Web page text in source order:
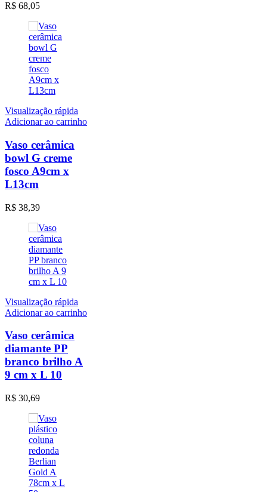
página
do
produto
R$ 68,05
Visualização rápida
Adicionar ao carrinho
Vaso cerâmica
bowl G creme
fosco A9cm x
L13cm
R$ 38,39
Visualização rápida
Adicionar ao carrinho
Vaso cerâmica
diamante PP
branco brilho A
9 cm x L 10
R$ 30,69